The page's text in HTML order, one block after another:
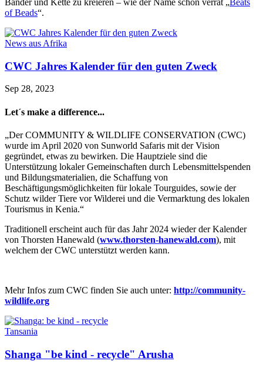
Bänder und Kette zu kreieren – wie der Name schon verrät „Beats
of Beads“.
News aus Afrika
CWC Jahres Kalender für den guten Zweck
Sep 28, 2023
Let´s make a difference...
„Der COMMUNITY & WILDLIFE CONSERVATION (CWC)
wurde im April 2020 von Sunworld Safaris mit der Vision
gegründet, etwas zu bewirken. Die Hauptziele sind die
Unterstützung lokaler Gemeinschaften durch Lebensmittelspenden
und Bildungsmaterialien, die Schaffung von
Beschäftigungsmöglichkeiten für lokale Tourguides, sowie der
Schutz wilder Tiere vor Wilderei und die Vermarktung des lokalen
Tourismus in Kenia.“
Traditionell erscheint auch für das Jahr 2024 wieder der Kalender
von Thorsten Hanewald (www.thorsten-hanewald.com), mit
welchem der CWC unterstützt werden kann.
Mehr Infos zum CWC finden Sie auch unter: http://community-
wildlife.org
Tansania
Shanga "be kind - recycle" Arusha